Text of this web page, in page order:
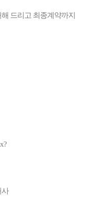
드리고 최종계약까지
사